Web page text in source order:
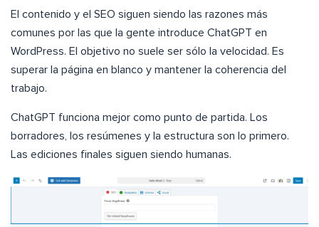
El contenido y el SEO siguen siendo las razones más
comunes por las que la gente introduce ChatGPT en
WordPress. El objetivo no suele ser sólo la velocidad. Es
superar la página en blanco y mantener la coherencia del
trabajo.
ChatGPT funciona mejor como punto de partida. Los
borradores, los resúmenes y la estructura son lo primero.
Las ediciones finales siguen siendo humanas.